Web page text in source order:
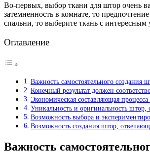
Во-первых, выбор ткани для штор очень
затемненность в комнате, то
спальни, то выберите ткань с интересным
Оглавление
Важность самостоятельного создания
Конечный результат должен
Экономическая составляющая
Уникальность и оригинальность
Возможность выбора и
Возможность создания штор,
Важность